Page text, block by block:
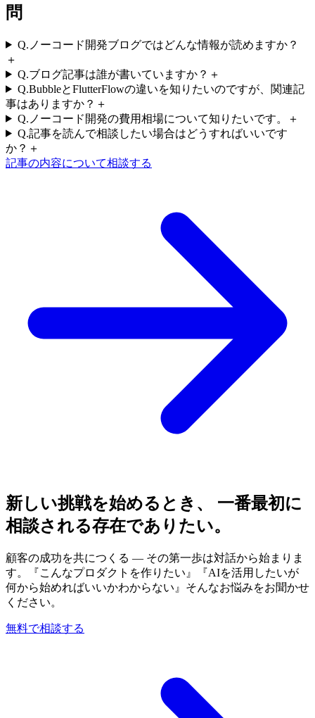
問
Q. ノーコード開発ブログではどんな情報が読めますか？
＋
Q.ブログ記事は誰が書いていますか？ ＋
Q.BubbleとFlutterFlowの違いを知りたいのですが、関連記
事はありますか？ ＋
Q. ノーコード開発の費用相場について知りたいです。
＋
Q.記事を読んで相談したい場合はどうすればいいです
か？ ＋
記事の内容について相談する
新しい挑戦を始めるとき、 一番最初に
相談される存在でありたい。
顧客の成功を共につくる — その第一歩は対話から始まりま
す。『こんなプロダクトを作りたい』『AIを活用したいが
何から始めればいいかわからない』そんなお悩みをお聞かせ
ください。
無料で相談する